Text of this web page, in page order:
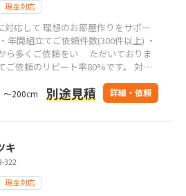
現金対応
対応して 理想のお部屋作りをサポー
年間組立てご依頼件数(300件以上) ・
ら多くご依頼をい ただいておりま
ご依頼のリピート率80%です。 対応
奈川県、東京都、千葉県、埼玉県、群
城県)
～200cm 別途見積 詳細・依頼
キ
322
現金対応